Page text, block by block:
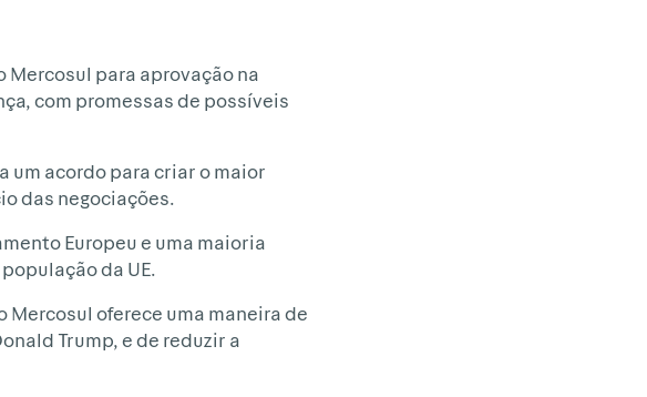
Mercosul para aprovação na
com promessas de possíveis
um acordo para criar o maior
das negociações.
Europeu e uma maioria
da UE.
Mercosul oferece uma maneira de
Trump, e de reduzir a